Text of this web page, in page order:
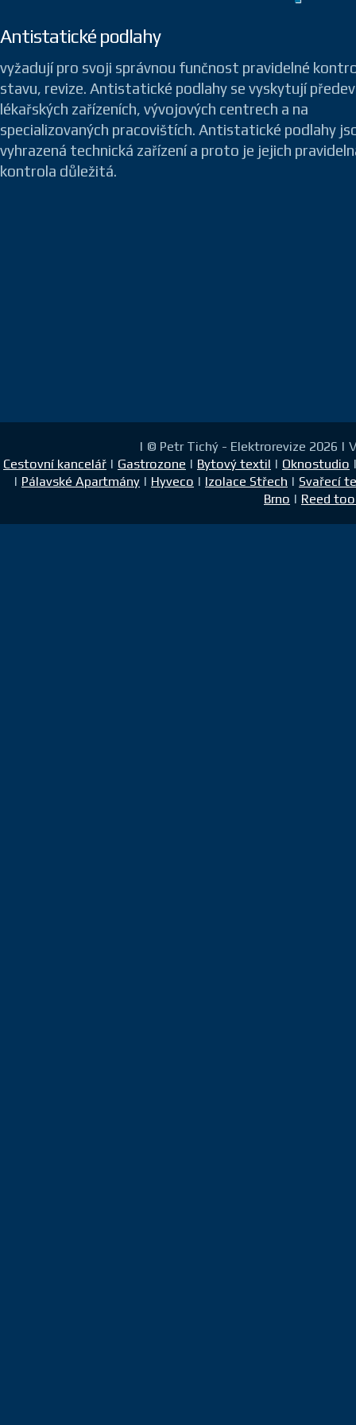
Antistatické podlahy
vyžadují pro svoji správnou funčnost pravidelné
stavu, revize. Antistatické podlahy se vyskytují
lékařských zařízeních, vývojových centrech a na
specializovaných pracovištích. Antistatické podlahy
vyhrazená technická zařízení a proto je jejich
kontrola důležitá.
| © Petr Tichý - Elektrorevize 2026 |
Cestovní kancelář | Gastrozone | Bytový textil | Oknostudio
| Pálavské Apartmány | Hyveco | Izolace Střech | Svařecí
Brno | Reed